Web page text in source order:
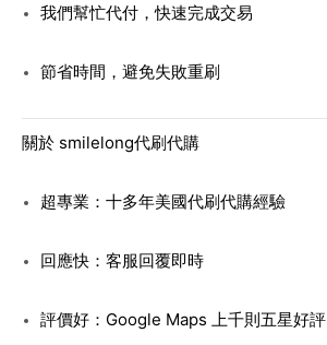
我們幫忙代付，快速完成交易
節省時間，避免失敗重刷
關於 smilelong代刷代購
超專業：十多年美國代刷代購經驗
回應快：客服回覆即時
評價好：Google Maps 上千則五星好評